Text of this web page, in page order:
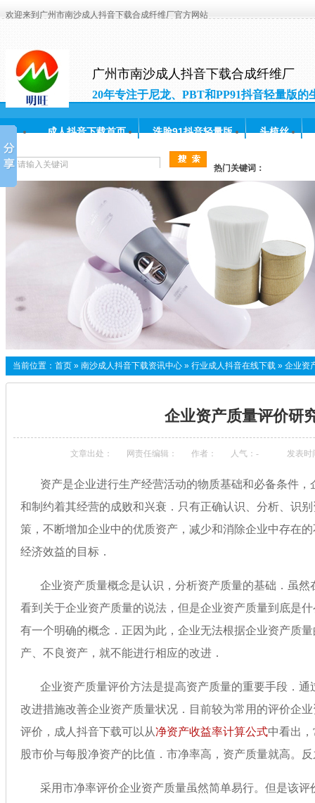
欢迎来到广州市南沙成人抖音下载合成纤维厂官方网站
广州市南沙成人抖音下载合成纤维厂
20年专注于尼龙、PBT和PP91抖音轻量版的
和研发
成人抖音下载首页 洗脸91抖音轻量版 头梳丝
常见问题 联系成人抖音下载
热门关键词：
当前位置： 首页 » 南沙成人抖音下载资讯中心 » 行业成人抖音在线下载 » 企业资
企业资产质量评价研
文章出处： 网责任编辑： 作者： 人气： - 发表时
资产是企业进行生产经营活动的物质基础和必备条件
和制约着其经营的成败和兴衰．只有正确认识、分析、识
策，不断增加企业中的优质资产，减少和消除企业中存在
经济效益的目标．
企业资产质量概念是认识，分析资产质量的基础．虽然在
看到关于企业资产质量的说法，但是企业资产质量到底是什
有一个明确的概念．正因为此，企业无法根据企业资产质
产、不良资产，就不能进行相应的改进．
企业资产质量评价方法是提高资产质量的重要手段．通过
改进措施改善企业资产质量状况．目前较为常用的评价企
评价，成人抖音下载可以从净资产收益率计算公式中看出
股市价与每股净资产的比值．市净率高，资产质量就高。
采用市净率评价企业资产质量虽然简单易行。但是该评